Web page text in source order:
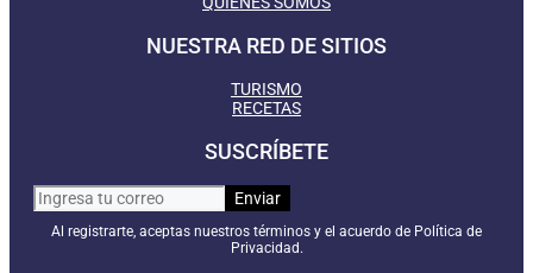
NUESTRA RED DE SITIOS
TURISMO
RECETAS
SUSCRÍBETE
Al registrarte, aceptas nuestros términos y el acuerdo de Política de
Privacidad.